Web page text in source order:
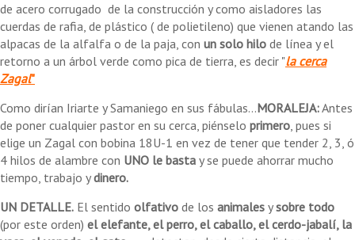
de acero corrugado de la construcción y como aisladores las
cuerdas de rafia, de plástico ( de polietileno) que vienen atando las
alpacas de la alfalfa o de la paja, con un solo hilo de línea y el
retorno a un árbol verde como pica de tierra, es decir "la cerca
Zagal"
Como dirían Iriarte y Samaniego en sus fábulas...MORALEJA:Antes
de poner cualquier pastor en su cerca, piénselo primero, pues si
elige un Zagal con bobina 18U-1 en vez de tener que tender 2, 3, ó
4 hilos de alambre con UNO le basta y se puede ahorrar mucho
tiempo, trabajo ydinero.
UN DETALLE. El sentido olfativo de los animales ysobre todo
(por este orden) el elefante, el perro, el caballo, el cerdo-jabalí, la